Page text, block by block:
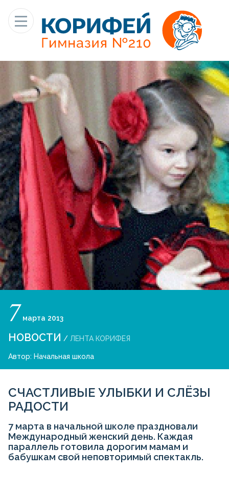
7 марта 2013
НОВОСТИ / ЛЕНТА КОРИФЕЯ
Автор: Начальная школа
СЧАСТЛИВЫЕ УЛЫБКИ И СЛЁЗЫ
РАДОСТИ
7 марта в начальной школе праздновали
Международный женский день. Каждая
параллель готовила дорогим мамам и
бабушкам свой неповторимый спектакль.